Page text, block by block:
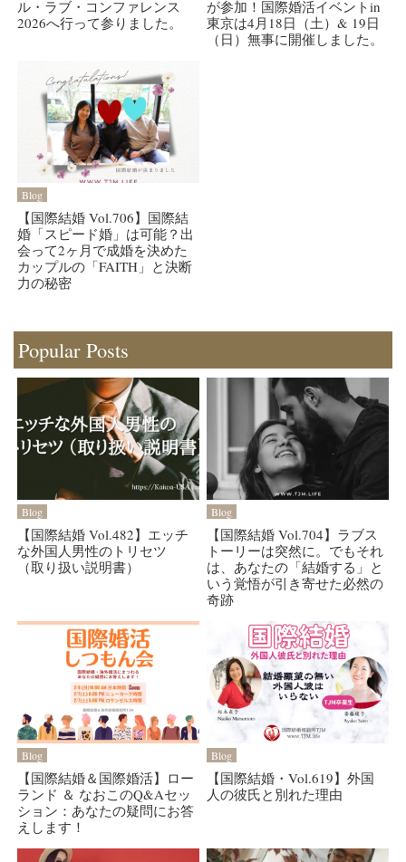
ル・ラブ・コンファレンス
2026へ行って参りました。
が参加！国際婚活イベントin
東京は4月18日（土）& 19日
（日）無事に開催しました。
Blog
【国際結婚 Vol.706】国際結
婚「スピード婚」は可能？出
会って2ヶ月で成婚を決めた
カップルの「FAITH」と決断
力の秘密
Popular Posts
Blog
【国際結婚 Vol.482】エッチ
な外国人男性のトリセツ
（取り扱い説明書）
Blog
【国際結婚 Vol.704】ラブス
トーリーは突然に。でもそれ
は、あなたの「結婚する」と
いう覚悟が引き寄せた必然の
奇跡
Blog
【国際結婚＆国際婚活】ロー
ランド ＆ なおこのQ&Aセッ
ション：あなたの疑問にお答
えします！
Blog
【国際結婚・Vol.619】外国
人の彼氏と別れた理由